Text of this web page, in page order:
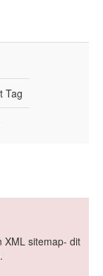
Tag
XML sitemap- dit